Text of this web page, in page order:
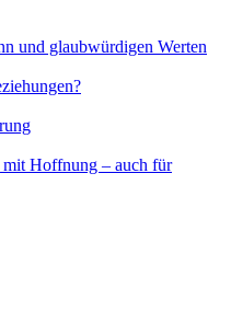
und glaubwürdigen Werten
mit Hoffnung – auch für